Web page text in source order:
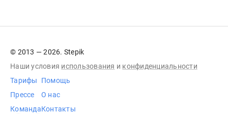
© 2013 — 2026. Stepik
Наши условия использования и конфиденциальности
Тарифы
Прессе
Команда
Помощь
О нас
Контакты